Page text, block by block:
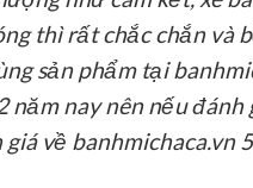
thì rất chắc chắn và
sản phẩm tại
năm nay nên nếu đánh
giá về banhmichaca.vn